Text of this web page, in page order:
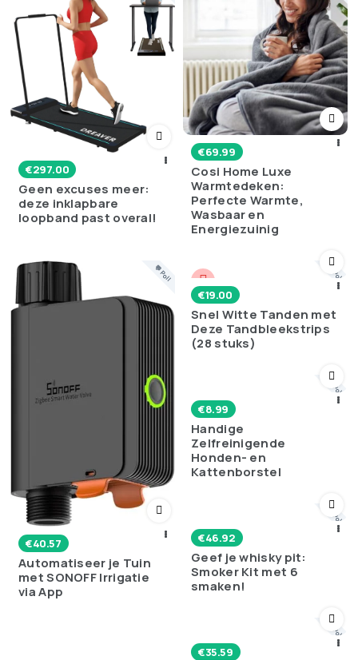
€297.00
Geen excuses meer:
deze inklapbare
loopband past overal!
€69.99
Cosi Home Luxe
Warmtedeken:
Perfecte Warmte,
Wasbaar en
Energiezuinig
💬 Poll
€40.57
Automatiseer je Tuin
met SONOFF Irrigatie
via App
💬 Poll
€19.00
Snel Witte Tanden met
Deze Tandbleekstrips
(28 stuks)
💬 Poll
€8.99
Handige
Zelfreinigende
Honden- en
Kattenborstel
💬 Poll
€46.92
Geef je whisky pit:
Smoker Kit met 6
smaken!
💬 Poll
€35.59